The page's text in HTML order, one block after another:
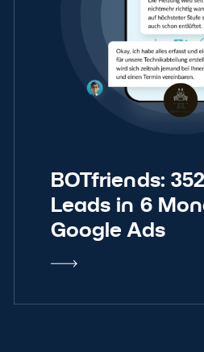
BOTfriends:
Leads in 6
Google Ads